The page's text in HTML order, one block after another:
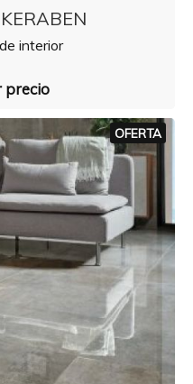
interior
precio
OFERTA